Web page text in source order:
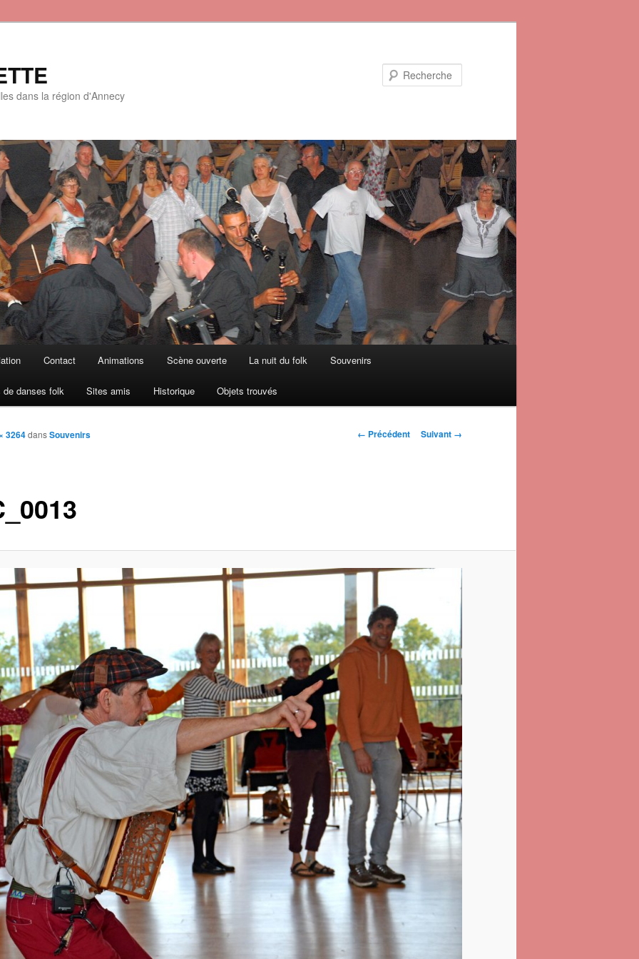
dans la région d'Annecy
Contact Animations Scène ouverte La nuit du folk Souvenirs
de danses folk Sites amis Historique Objets trouvés
Navigation des
← Précédent Suivant →
3264dansSouvenirs